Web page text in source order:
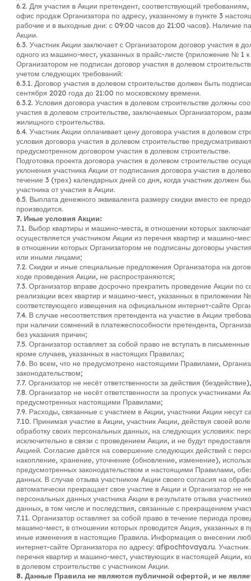
6.2. Для участия в Акции претендент, соответствующий
офис продаж Организатора по адресу, указанному в пункте 3
рабочие и в выходные дни: с 09:00 часов до 21:00 часов). Наличие
Акции.
6.3. Участник Акции заключает с Организатором договор участия в
одного из машино-мест, указанных в прайс-листе (приложение № 1
Организатором не подписан договор участия в долевом
учетом следующих требований:
6.3.1. Договор участия в долевом строительстве должен быть
сентября 2020 года до 21:00 по московскому времени.
6.3.2. Условия договора участия в долевом строительстве должны
участия в долевом строительстве, заключаемых Организатором,
жилищного строительства.
6.4. Участник Акции оплачивает цену договора участия в долевом
условия договора участия в долевом строительстве
предусмотренном договором участия в долевом строительстве.
Подготовка проекта договора участия в долевом строительстве
уклонения участника Акции от подписания договора участия в
течение 3 (трех) календарных дней со дня, когда участник должен
участника от участия в Акции.
6.5. Выплата денежного эквивалента размеру скидки вместо ее
производится.
7. Иные условия Акции:
7.1. Выбор квартиры и машино-места, в отношении которых
осуществляется участником Акции из перечня квартир и машино-
в отношении которых Организатором не подписаны договоры
или иными лицами;
7.2. Скидки и иные специальные предложения Организатора на
ходе проведения Акции, не распространяются;
7.3. Организатор вправе досрочно прекратить проведение Акции по
реализации всех квартир и машино-мест, указанных в
соответствующего извещения на официальном интернет-сайте
7.4. В случае несоответствия претендента на участие в Акции
при наличии сомнений в платежеспособности претендента,
без указания причин;
7.5. Организатор оставляет за собой право не вступать в
кроме случаев, указанных в настоящих Правилах;
7.6. Во всем, что не предусмотрено настоящими Правилами,
законодательством;
7.7. Организатор не несёт ответственности за действия
7.8. Организатор не несёт ответственности за пропуск
предусмотренных настоящими Правилами;
7.9. Расходы, связанные с участием в Акции, участники Акции несут
7.10. Принимая участие в Акции, участник Акции, действуя своей
обработку своих персональных данных, на следующих условиях:
исключительно в связи с проведением Акции, и не будут
Акцией. Согласие даётся на совершение следующих действий с
накопление, хранение, уточнение (обновление, изменение),
предусмотренных законодательством и настоящими Правилами,
данных. В случае отзыва участником Акции своего согласия на
автоматически прекращает свое участие в Акции и Организатор не
персональных данных участника Акции в результате отзыва
данных, в том числе и последствия, связанные с прекращением
7.11. Организатор оставляет за собой право в течение периода
машино-мест, в отношении которых проводится Акция, указанных
иные изменения в настоящие Правила. Информация о внесении
интернет-сайте Организатора по адресу: afipochtovaya.ru.
перечня квартир и машино-мест, участвующих в настоящей Акции,
в долевом строительстве с участником Акции.
8. Данные Правила не являются публичной офертой, и не